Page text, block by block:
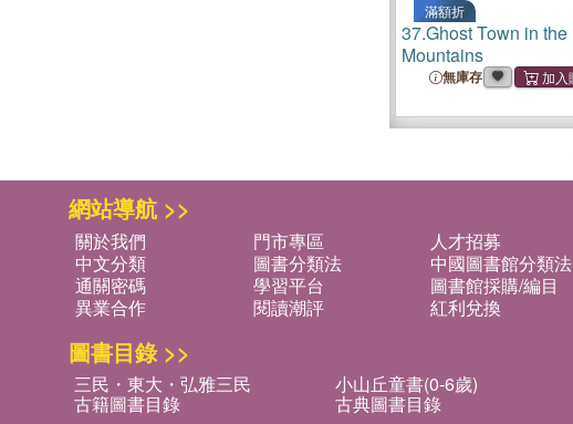
滿額折
37.Ghost Town in the
Mountains
無庫存
網站導航 >>
關於我們 門市專區 人才招募
中文分類
圖書分類法 中國圖書館分類法
通關密碼
學習平台 圖書館採購/編目
異業合作
閱讀潮評 紅利兌換
圖書目錄 >>
三民・東大・弘雅三民 小山丘童書(0-6歲)
古籍圖書目錄 古典圖書目錄